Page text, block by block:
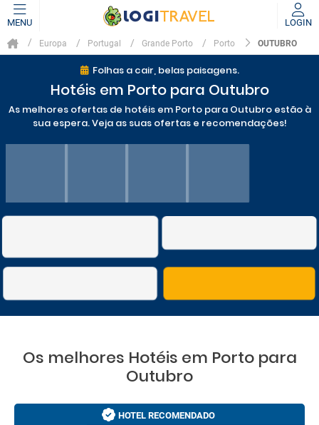
MENU LOGIN
Europa Portugal Grande Porto Porto OUTUBRO
Folhas a cair, belas paisagens.
Hotéis em Porto para Outubro
As melhores ofertas de hotéis em Porto para Outubro estão à
sua espera. Veja as suas ofertas e recomendações!
Os melhores Hotéis em Porto para
Outubro
HOTEL RECOMENDADO